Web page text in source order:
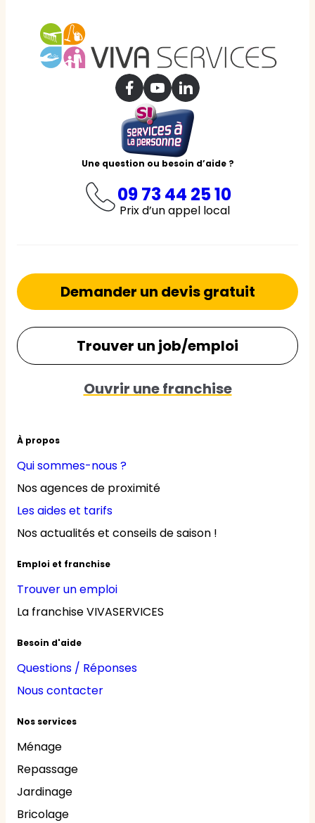
Une question ou besoin d’aide ?
09 73 44 25 10
Prix d’un appel local
À propos
Qui sommes-nous ?
Nos agences de proximité
Les aides et tarifs
Nos actualités et conseils de saison !
Emploi et franchise
Trouver un emploi
La franchise VIVASERVICES
Besoin d'aide
Questions / Réponses
Nous contacter
Nos services
Ménage
Repassage
Jardinage
Bricolage
Demander un devis gratuit
Trouver un job/emploi
Ouvrir une franchise